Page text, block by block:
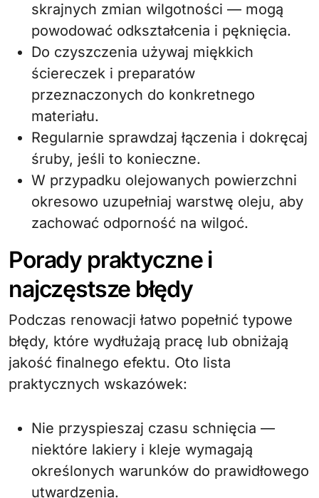
skrajnych zmian wilgotności — mogą
powodować odkształcenia i pęknięcia.
Do czyszczenia używaj miękkich
ściereczek i preparatów
przeznaczonych do konkretnego
materiału.
Regularnie sprawdzaj łączenia i dokręcaj
śruby, jeśli to konieczne.
W przypadku olejowanych powierzchni
okresowo uzupełniaj warstwę oleju, aby
zachować odporność na wilgoć.
Porady praktyczne i
najczęstsze błędy
Podczas renowacji łatwo popełnić typowe
błędy, które wydłużają pracę lub obniżają
jakość finalnego efektu. Oto lista
praktycznych wskazówek:
Nie przyspieszaj czasu schnięcia —
niektóre lakiery i kleje wymagają
określonych warunków do prawidłowego
utwardzenia.